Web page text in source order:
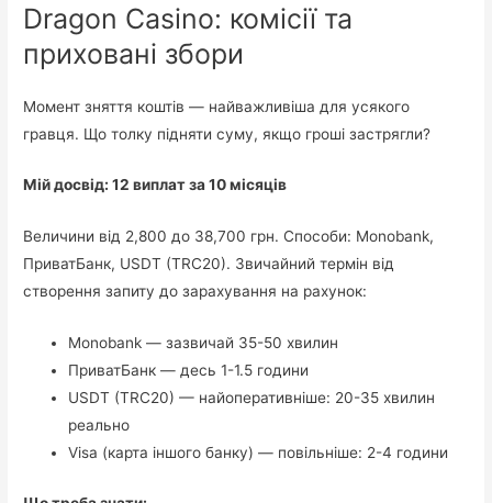
Dragon Casino: комісії та
приховані збори
Момент зняття коштів — найважливіша для усякого
гравця. Що толку підняти суму, якщо гроші застрягли?
Мій досвід: 12 виплат за 10 місяців
Величини від 2,800 до 38,700 грн. Способи: Monobank,
ПриватБанк, USDT (TRC20). Звичайний термін від
створення запиту до зарахування на рахунок:
Monobank — зазвичай 35-50 хвилин
ПриватБанк — десь 1-1.5 години
USDT (TRC20) — найоперативніше: 20-35 хвилин
реально
Visa (карта іншого банку) — повільніше: 2-4 години